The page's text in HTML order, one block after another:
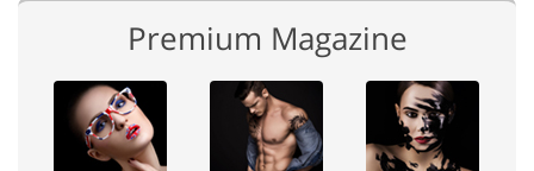
Premium Magazine